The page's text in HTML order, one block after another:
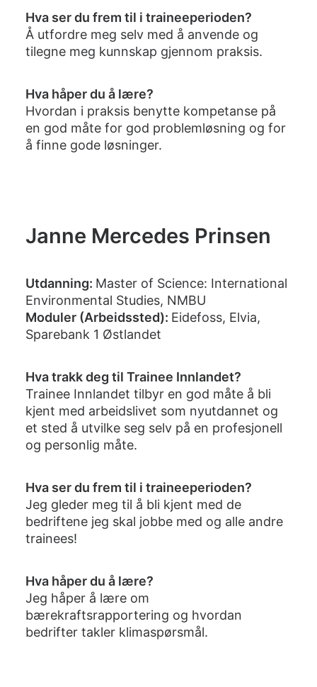
Hva ser du frem til i traineeperioden?
Å utfordre meg selv med å anvende og
tilegne meg kunnskap gjennom praksis.
Hva håper du å lære?
Hvordan i praksis benytte kompetanse på
en god måte for god problemløsning og for
å finne gode løsninger.
Janne Mercedes Prinsen
Utdanning: Master of Science: International
Environmental Studies, NMBU
Moduler (Arbeidssted): Eidefoss, Elvia,
Sparebank 1 Østlandet
Hva trakk deg til Trainee Innlandet?
Trainee Innlandet tilbyr en god måte å bli
kjent med arbeidslivet som nyutdannet og
et sted å utvilke seg selv på en profesjonell
og personlig måte.
Hva ser du frem til i traineeperioden?
Jeg gleder meg til å bli kjent med de
bedriftene jeg skal jobbe med og alle andre
trainees!
Hva håper du å lære?
Jeg håper å lære om
bærekraftsrapportering og hvordan
bedrifter takler klimaspørsmål.